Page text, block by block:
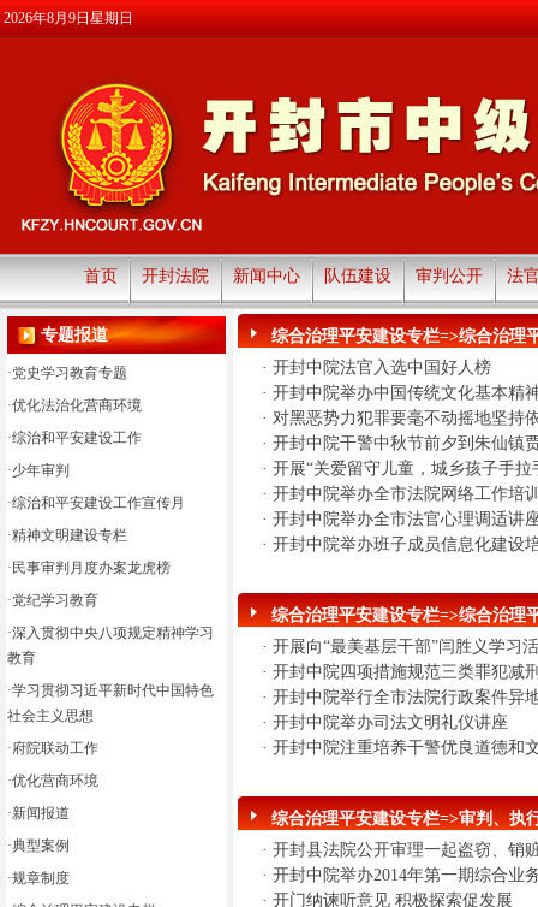
2026年8月9日星期日
首页 开封法院 新闻中心 队伍建设 审判公开 法
专题报道
·党史学习教育专题
·优化法治化营商环境
·综治和平安建设工作
·少年审判
·综治和平安建设工作宣传月
·精神文明建设专栏
· 民事审判月度办案龙虎榜
·党纪学习教育
·深入贯彻中央八项规定精神学习
教育
·学习贯彻习近平新时代中国特色
社会主义思想
·府院联动工作
·优化营商环境
·新闻报道
·典型案例
·规章制度
综合治理平安建设专栏=>综合治理
· 开封中院法官入选中国好人榜
· 开封中院举办中国传统文化基本精
· 对黑恶势力犯罪要毫不动摇地坚持
· 开封中院干警中秋节前夕到朱仙镇
· 开展“关爱留守儿童，城乡孩子手拉
· 开封中院举办全市法院网络工作培
· 开封中院举办全市法官心理调适讲
· 开封中院举办班子成员信息化建设
综合治理平安建设专栏=>综合治理
· 开展向“最美基层干部”闫胜义学习
· 开封中院四项措施规范三类罪犯减
· 开封中院举行全市法院行政案件异
· 开封中院举办司法文明礼仪讲座
· 开封中院注重培养干警优良道德和
综合治理平安建设专栏=>审判、执
· 开封县法院公开审理一起盗窃、销
· 开封中院举办2014年第一期综合业
· 开门纳谏听意见 积极探索促发展